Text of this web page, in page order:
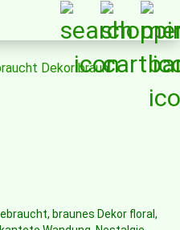
Dekor braun